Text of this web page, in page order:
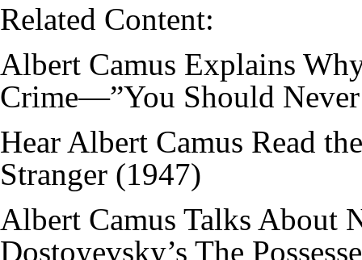
Related Content:
Albert Camus Explains
Crime—”You Should
Hear Albert Camus Read
Stranger (1947)
Albert Camus Talks About
Dostoyevsky’s The